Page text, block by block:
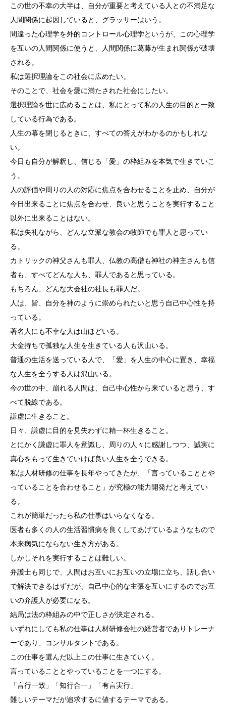
この世の不幸の大半は、自分が重要と考えている人との不満足な
人間関係に起因していると、グラッサーはいう。
間違った心理学を外的コントロール心理学というが、この心理学
を互いの人間関係に使うと、人間関係に葛藤が生まれ関係が破壊
される。
私は選択理論をこの社会に広めたい。
そのことで、社会を愛に満たされた社会にしたい。
選択理論を世に広めることは、私にとって私の人生の目的と一致
している行為である。
人生の幕を閉じるときに、すべての答えがわかるのかもしれな
い。
今日も自分が解釈し、信じる「愛」の枠組みを本気で生きていこ
う。
人の評価や周りの人の対応に焦点を合わせることを止め、自分が
今日出来ることに焦点を合わせ、良いと思うことを実行すること
以外に出来ることはない。
私は失礼ながら、どんな立派な教会の牧師でも罪人と思ってい
る。
カトリックの神父さんも罪人、仏教の高僧も神社の神主さんも信
者も、すべてどんな人も、罪人であると思っている。
もちろん、どんな大会社の社長も罪人だ。
人は、皆、自分を神のように崇められたいと思う自己中心性を持
っている。
著名人にも不幸な人は山ほどいる。
大金持ちで孤独な人生を生きている人も沢山いる。
普通の生活を送っている人で、「愛」を人生の中心に置き、幸福
な人生を全うする人は沢山いる。
今の世の中、崩れる人間は、自己中心性から来ていると思う、す
べて脱線である。
謙虚に生きること。
日々、謙虚に目的を見失わずに精一杯生きること。
とにかく謙虚に罪人を意識し、周りの人々に感謝しつつ、誠実に
真心をもって生きていけば良い人生を全うできる。
私は人材研修の仕事を長年やってきたが、「言っていることとや
っていることを合わせること」が究極の能力開発だと考えてい
る。
これが簡単だったら私の仕事はいらなくなる。
医者も多くの人の生活習慣病を良くしてあげているようなもので
本来病気にならない生き方がある。
しかしそれを実行することは難しい。
弁護士も同じで、人間はお互いにお互いの立場に立ち、話し合い
で解決できるはずだが、自己中心的な主張を互いにするのでお互
いの弁護人が必要になる。
結局は法の枠組みの中で正しさが決定される。
いずれにしても私の仕事は人材研修会社の経営者でありトレーナ
ーであり、コンサルタントである。
この仕事を選んだ以上この仕事に生きていく。
言っていることとやっていることを一つにする。
「言行一致」「知行合一」「有言実行」
難しいテーマだが追求するに値するテーマである。